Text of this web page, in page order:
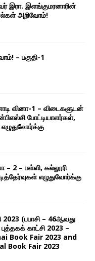
இரா. இளங்குமரனாரின்
அறிவோம்!
– பகுதி-1
வினா-1 – விடைகளுடன்
போட்டியாளர்கள்,
– 2 – பள்ளி, கல்லூரி
எழுதுவோர்க்கு
(பபாசி – 46ஆவது
காட்சி 2023 –
Book Fair 2023 and
Book Fair 2023